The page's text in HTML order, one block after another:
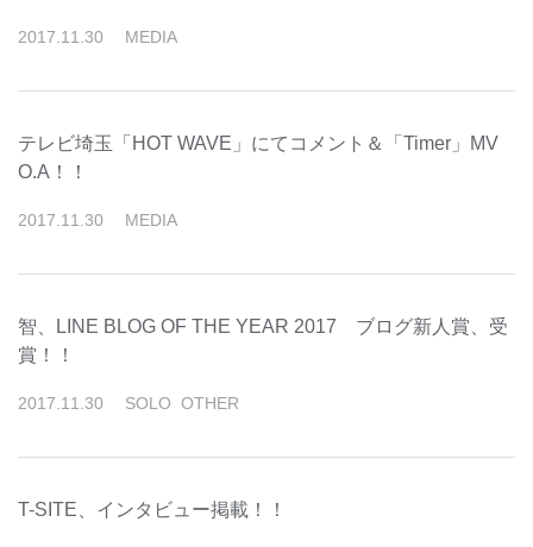
2017 11 30 MEDIA
テレビ埼玉「HOT WAVE」にてコメント＆「Timer」MV
O.A！！
2017 11 30 MEDIA
智、LINE BLOG OF THE YEAR 2017 ブログ新人賞、受
賞！！
2017 11 30 SOLO OTHER
T-SITE、インタビュー掲載！！